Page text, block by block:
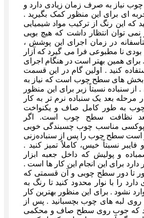
نیاز به‌ صرف زمان زیادی دارد و
تجربه ای برای این منظور کمک بگیرید .
که این رنگ از ترکیب مواد شیمیایی
توان انتظار داشت که هیچ بویی
در زمان اجرای این پوشش ،
نا مطبوعی فرا می‌ گیرد که آزار
. برای همین بهتر است در هنگام اجرای
کنید . اولین گام در این قسمت
بخش‌ های سطح چوب است که نیاز به
از سنباده نسبتاً زبر برای این منظور
مرحله بعد یک سنباده نرم‌ تر به کار
به طور کامل صاف و یکنواخت
نظافت سطح چوب است. اگر
مناسب چوب چسبندگی خوبی
است سطح چوب را پس از سنباده‌زنی
فایبر نسبتاً خیس، کاملاً تمیز کنید .
و پولیش که داخل جعبه ابزار
برای این انجام این کار ها است .
تا دور سطح چوبی و آن قسمتی که
دارد را با نوار محدود کنید تا رنگ به
نشود . برای این منظور بهترین کار
روی لبه‌ های چوب بچسبانید . پس از
که جوب روی سطح صاف و محکمی